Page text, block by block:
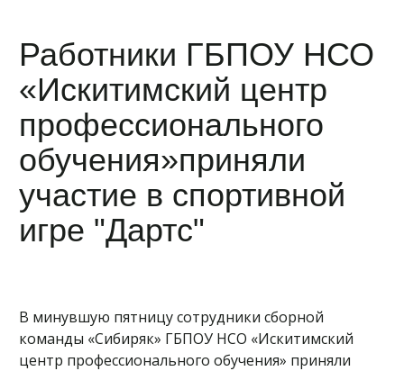
Работники ГБПОУ НСО
«Искитимский центр
профессионального
обучения»приняли
участие в спортивной
игре "Дартс"
В минувшую пятницу сотрудники сборной
команды «Сибиряк» ГБПОУ НСО «Искитимский
центр профессионального обучения» приняли